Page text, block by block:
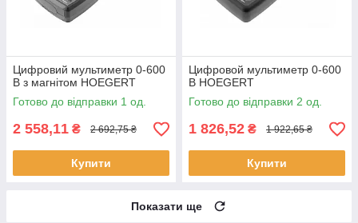
Цифровий мультиметр 0-600
B з магнітом HOEGERT
Готово до відправки 1 од.
2 558,11 ₴ 2 692,75 ₴
Купити
Цифровой мультиметр 0-600
B HOEGERT
Готово до відправки 2 од.
1 826,52 ₴ 1 922,65 ₴
Купити
Показати ще